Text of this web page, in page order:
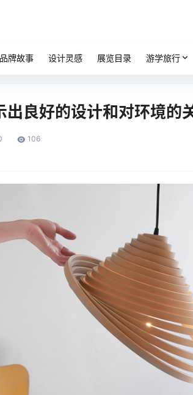
品牌故事 设计灵感 展览目录 游学旅行
良好的设计和对环境的
106